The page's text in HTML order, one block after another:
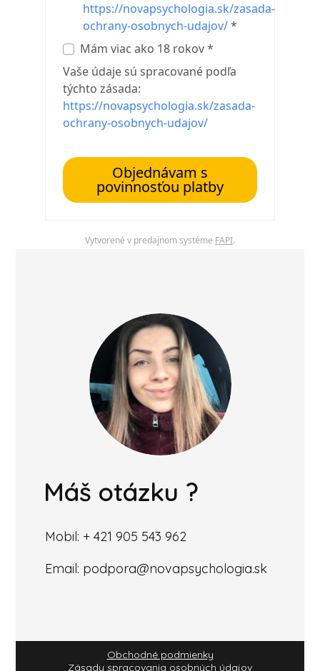
https://novapsychologia.sk/zasada-
ochrany-osobnych-udajov/*
Mám viac ako 18 rokov *
Vaše údaje sú spracované podľa
týchto zásada:
https://novapsychologia.sk/zasada-
ochrany-osobnych-udajov/
Objednávam s
povinnosťou platby
Vytvorené v predajnom systéme FAPI.
Máš otázku ?
Mobil: + 421 905 543 962
Email: podpora@novapsychologia.sk
Obchodné podmienky
Zásady spracovania osobných údajov